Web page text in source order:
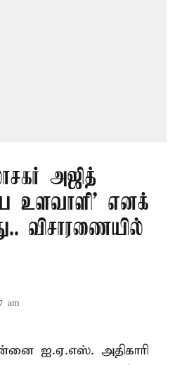
அஜித்
உளவாளி’ எனக்
விசாரணையில்
am
ஐ.ஏ.எஸ். அதிகாரி